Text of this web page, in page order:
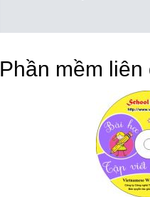
Phần mềm liên